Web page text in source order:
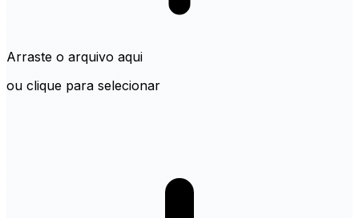
Arraste o arquivo aqui
ou clique para selecionar